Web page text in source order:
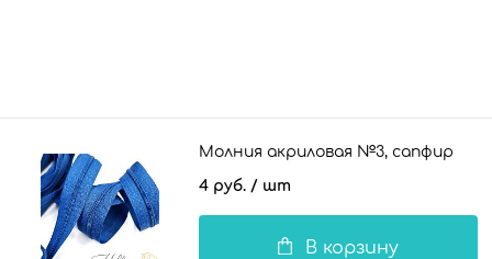
Молния акриловая №3, сапфир
4 руб. / шт
В корзину